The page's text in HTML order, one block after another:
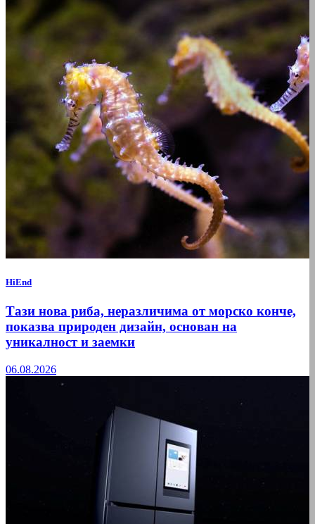
HiEnd
Тази нова риба, неразличима от морско конче,
показва природен дизайн, основан на
уникалност и заемки
06.08.2026